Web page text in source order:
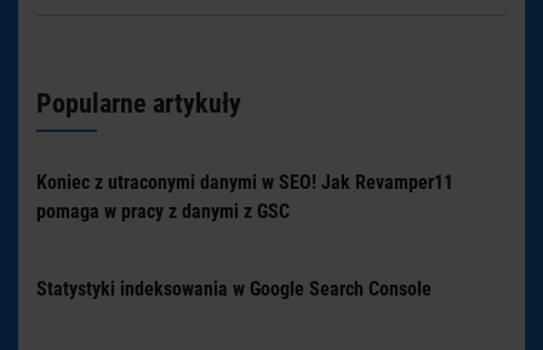
Popularne artykuły
Koniec z utraconymi danymi w SEO! Jak Revamper11
pomaga w pracy z danymi z GSC
Statystyki indeksowania w Google Search Console